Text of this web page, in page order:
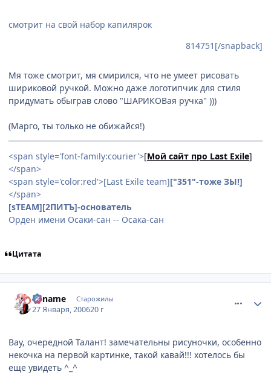
смотрит на свой набор капилярок
814751[/snapback]
Мя тоже смотрит, мя смирился, что не умеет рисовать
шириковой ручкой. Можно даже логотипчик для стиля
придумать обыграв слово "ШАРИКОВая ручка" )))
(Марго, ты только не обижайся!)
<span style='font-family:courier'>[Мой сайт про Last Exile]
</span>
<span style='color:red'>[Last Exile team]["351"-тоже ЗЫ!]
</span>
[sTEAM][2ПИТЪ]-основатель
Орден имени Осаки-сан -- Осака-сан
Цитата
Kaname Старожилы
27 Января, 200620 г
Вау, очередной Талант! замечательны рисуночки, особенно
некочка на первой картинке, такой кавай!!! хотелось бы
еще увидеть ^_^